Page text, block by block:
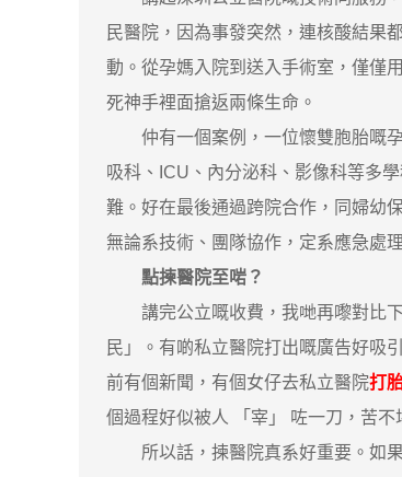
民醫院，因為事發突然，連核酸結果
動。從孕媽入院到送入手術室，僅僅
死神手裡面搶返兩條生命。
仲有一個案例，一位懷雙胞胎嘅孕
吸科、ICU、內分泌科、影像科等多
難。好在最後通過跨院合作，同婦幼
無論系技術、團隊協作，定系應急處
點揀醫院至啱？
講完公立嘅收費，我哋再嚟對比下
民」。有啲私立醫院打出嘅廣告好吸
前有個新聞，有個女仔去私立醫院打
個過程好似被人 「宰」 咗一刀，苦不
所以話，揀醫院真系好重要。如果